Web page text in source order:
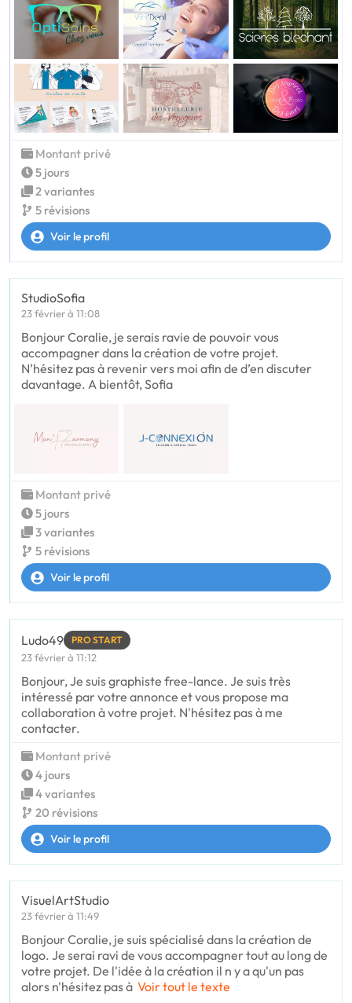
Montant privé
5 jours
2 variantes
5 révisions
Voir le profil
StudioSofia
23 février à 11:08
Bonjour Coralie, je serais ravie de pouvoir vous
accompagner dans la création de votre projet.
N’hésitez pas à revenir vers moi afin de d’en discuter
davantage. A bientôt, Sofia
Montant privé
5 jours
3 variantes
5 révisions
Voir le profil
Ludo49 PRO START
23 février à 11:12
Bonjour, Je suis graphiste free-lance. Je suis très
intéressé par votre annonce et vous propose ma
collaboration à votre projet. N'hésitez pas à me
contacter.
Montant privé
4 jours
4 variantes
20 révisions
Voir le profil
VisuelArtStudio
23 février à 11:49
Bonjour Coralie, je suis spécialisé dans la création de
logo. Je serai ravi de vous accompagner tout au long de
votre projet. De l'idée à la création il n y a qu'un pas
alors n'hésitez pas à Voir tout le texte